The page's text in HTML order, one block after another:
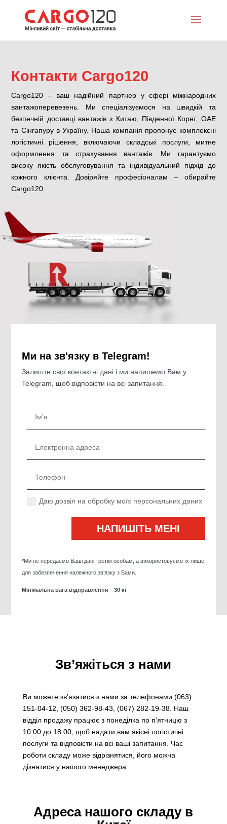
Контакти Cargo120
Cargo120 – ваш надійний партнер у сфері міжнародних
вантажоперевезень. Ми спеціалізуємося на швидкій та
безпечній доставці вантажів з Китаю, Південної Кореї, ОАЕ
та Сінгапуру в Україну. Наша компанія пропонує комплексні
логістичні рішення, включаючи складські послуги, митне
оформлення та страхування вантажів. Ми гарантуємо
високу якість обслуговування та індивідуальний підхід до
кожного клієнта. Довіряйте професіоналам – обирайте
Cargo120.
Ми на зв'язку в Telegram!
Залиште свої контактні дані і ми напишемо Вам у
Telegram, щоб відповісти на всі запитання.
Даю дозвіл на обробку моїх персональних даних
*Ми не передаємо Ваші дані третім особам, а використовуємо їх лише
для забезпечення належного зв’язку з Вами.
Мінімальна вага відправлення – 30 кг
Зв’яжіться з нами
Ви можете зв’язатися з нами за телефонами (063)
151-04-12, (050) 362-98-43, (067) 282-19-38. Наш
відділ продажу працює з понеділка по п’ятницю з
10:00 до 18:00, щоб надати вам якісні логістичні
послуги та відповісти на всі ваші запитання. Час
роботи складу може відрізнятися, його можна
дізнатися у нашого менеджера.
Адреса нашого складу в